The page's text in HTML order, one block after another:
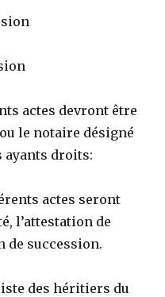
actes devront être
le notaire désigné
droits:
actes seront
l’attestation de
de succession.
des héritiers du